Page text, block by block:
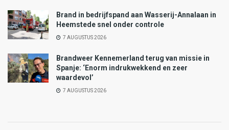
Brand in bedrijfspand aan Wasserij-Annalaan in
Heemstede snel onder controle
7 AUGUSTUS 2026
Brandweer Kennemerland terug van missie in
Spanje: ‘Enorm indrukwekkend en zeer
waardevol’
7 AUGUSTUS 2026